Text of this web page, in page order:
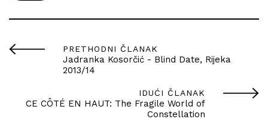
PRETHODNI ČLANAK
Jadranka Kosorčić - Blind Date, Rijeka
2013/14
IDUĆI ČLANAK
CE CÔTÉ EN HAUT: The Fragile World of
Constellation